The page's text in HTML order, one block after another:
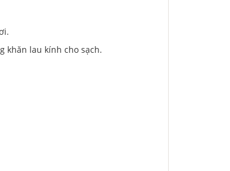
khăn lau kính cho sạch.